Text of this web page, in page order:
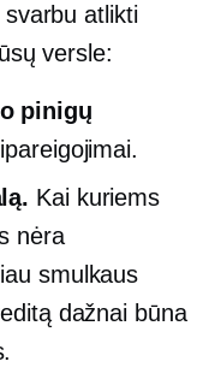
atlikti
versle:
pinigų
Kai kuriems
nėra
smulkaus
dažnai būna